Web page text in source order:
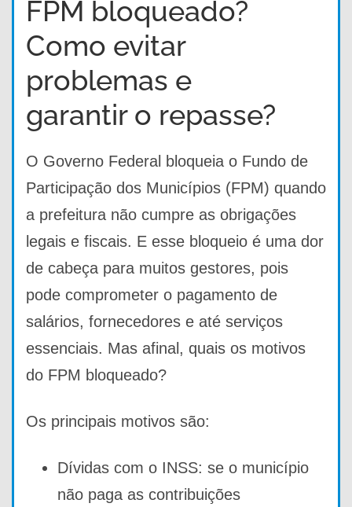
FPM bloqueado?
Como evitar
problemas e
garantir o repasse?
O Governo Federal bloqueia o Fundo de
Participação dos Municípios (FPM) quando
a prefeitura não cumpre as obrigações
legais e fiscais. E esse bloqueio é uma dor
de cabeça para muitos gestores, pois
pode comprometer o pagamento de
salários, fornecedores e até serviços
essenciais. Mas afinal, quais os motivos
do FPM bloqueado?
Os principais motivos são:
Dívidas com o INSS: se o município
não paga as contribuições